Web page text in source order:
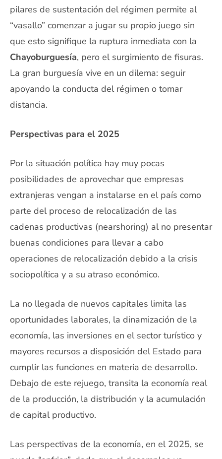
pilares de sustentación del régimen permite al
“vasallo” comenzar a jugar su propio juego sin
que esto signifique la ruptura inmediata con la
Chayoburguesía, pero el surgimiento de fisuras.
La gran burguesía vive en un dilema: seguir
apoyando la conducta del régimen o tomar
distancia.
Perspectivas para el 2025
Por la situación política hay muy pocas
posibilidades de aprovechar que empresas
extranjeras vengan a instalarse en el país como
parte del proceso de relocalización de las
cadenas productivas (nearshoring) al no presentar
buenas condiciones para llevar a cabo
operaciones de relocalización debido a la crisis
sociopolítica y a su atraso económico.
La no llegada de nuevos capitales limita las
oportunidades laborales, la dinamización de la
economía, las inversiones en el sector turístico y
mayores recursos a disposición del Estado para
cumplir las funciones en materia de desarrollo.
Debajo de este rejuego, transita la economía real
de la producción, la distribución y la acumulación
de capital productivo.
Las perspectivas de la economía, en el 2025, se